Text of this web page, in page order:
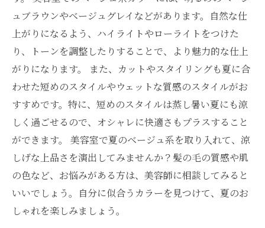
ュブラウンやベージュグレイなどがあります。自然な仕
上がりになるよう、ハイライトやローライトをつけた
り、トーンを調整したりすることで、より魅力的な仕上
がりになります。 また、カットやスタイリングも夏に合
わせた短めのスタイルやウェットな質感のスタイルがお
すすめです。特に、短めのスタイルは蒸し暑い夏にも涼
しく過ごせるので、オシャレに快適さもプラスすること
ができます。 美容室で夏のベージュ系を取り入れて、涼
しげな上品さを演出してみませんか？髪の毛の質感や肌
の色など、お悩みがある方は、美容師に相談してみると
いいでしょう。自分に似合うカラーを見つけて、夏のお
しゃれを楽しみましょう。